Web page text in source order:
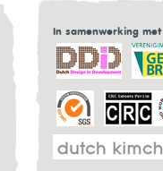
In samenwerking met